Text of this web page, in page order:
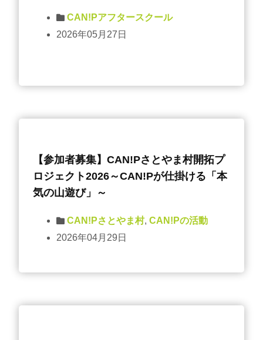
CAN!Pアフタースクール
2026年05月27日
【参加者募集】CAN!Pさとやま村開拓プ
ロジェクト2026～CAN!Pが仕掛ける「本
気の山遊び」～
CAN!Pさとやま村, CAN!Pの活動
2026年04月29日